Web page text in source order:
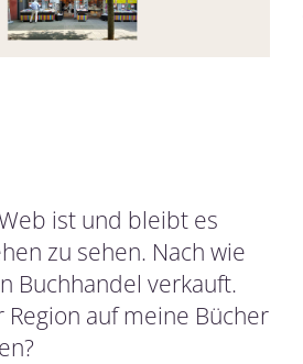
ist und bleibt es
zu sehen. Nach wie
Buchhandel verkauft.
auf meine Bücher